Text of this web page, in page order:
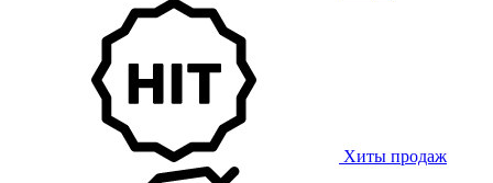
Хиты продаж